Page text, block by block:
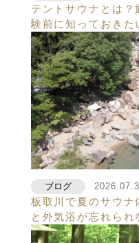
テントサウナとは
験前に知っておきた
ブログ
板取川で夏のサウナ
と外気浴が忘れられ